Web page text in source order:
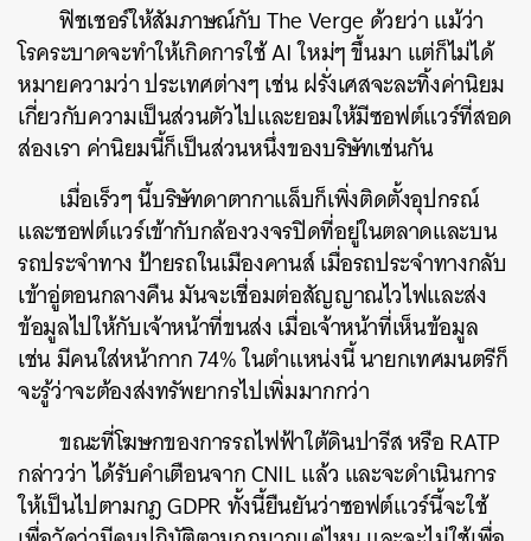
ฟิชเชอร์ให้สัมภาษณ์กับ The Verge ด้วยว่า แม้ว่า
โรคระบาดจะทำให้เกิดการใช้ AI ใหม่ๆ ขึ้นมา แต่ก็ไม่ได้
หมายความว่า ประเทศต่างๆ เช่น ฝรั่งเศสจะละทิ้งค่านิยม
เกี่ยวกับความเป็นส่วนตัวไปและยอมให้มีซอฟต์แวร์ที่สอด
ส่องเรา ค่านิยมนี้ก็เป็นส่วนหนึ่งของบริษัทเช่นกัน
เมื่อเร็วๆ นี้บริษัทดาตากาแล็บก็เพิ่งติดตั้งอุปกรณ์
และซอฟต์แวร์เข้ากับกล้องวงจรปิดที่อยู่ในตลาดและบน
รถประจำทาง ป้ายรถในเมืองคานส์ เมื่อรถประจำทางกลับ
เข้าอู่ตอนกลางคืน มันจะเชื่อมต่อสัญญาณไวไฟและส่ง
ข้อมูลไปให้กับเจ้าหน้าที่ขนส่ง เมื่อเจ้าหน้าที่เห็นข้อมูล
เช่น มีคนใส่หน้ากาก 74% ในตำแหน่งนี้ นายกเทศมนตรีก็
จะรู้ว่าจะต้องส่งทรัพยากรไปเพิ่มมากกว่า
ขณะที่โฆษกของการรถไฟฟ้าใต้ดินปารีส หรือ RATP
กล่าวว่า ได้รับคำเตือนจาก CNIL แล้ว และจะดำเนินการ
ให้เป็นไปตามกฎ GDPR ทั้งนี้ยืนยันว่าซอฟต์แวร์นี้จะใช้
ค้นหา
SHARE TWEET LINE EMAIL